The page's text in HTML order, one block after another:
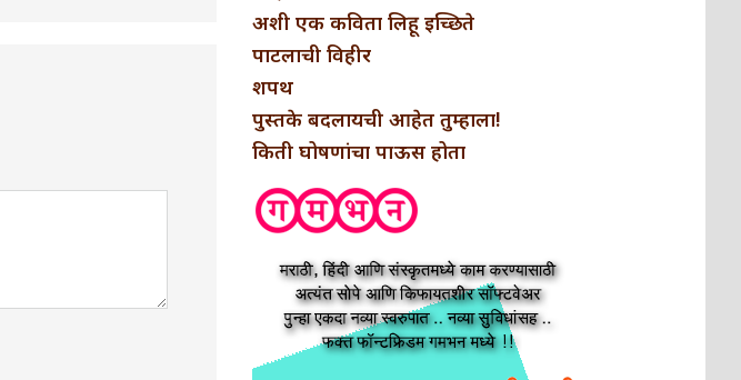
अशी एक कविता लिहू इच्छिते
पाटलाची विहीर
शपथ
पुस्तके बदलायची आहेत तुम्हाला!
किती घोषणांचा पाऊस होता